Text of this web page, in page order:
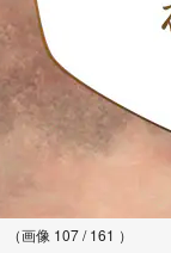
（画像 107 / 161 ）